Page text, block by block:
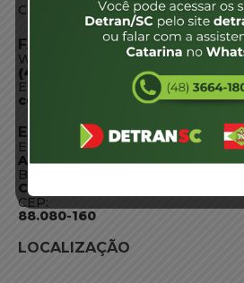
Conheça SC
FALE CONOSCO
WhatsApp:
(48) 3664-1800
E-mail:
ENDEREÇO
Endereço:
Av. Almirante Tamandaré - 480
Bairro:
Coqueiros, Florianópolis SC
CEP:
88.080-160
LOCALIZAÇÃO